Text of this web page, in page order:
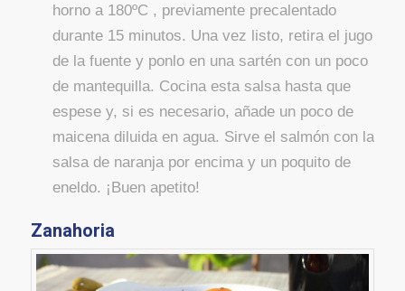
horno a 180ºC , previamente precalentado
durante 15 minutos. Una vez listo, retira el jugo
de la fuente y ponlo en una sartén con un poco
de mantequilla. Cocina esta salsa hasta que
espese y, si es necesario, añade un poco de
maicena diluida en agua. Sirve el salmón con la
salsa de naranja por encima y un poquito de
eneldo. ¡Buen apetito!
Zanahoria